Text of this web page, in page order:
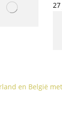
en België